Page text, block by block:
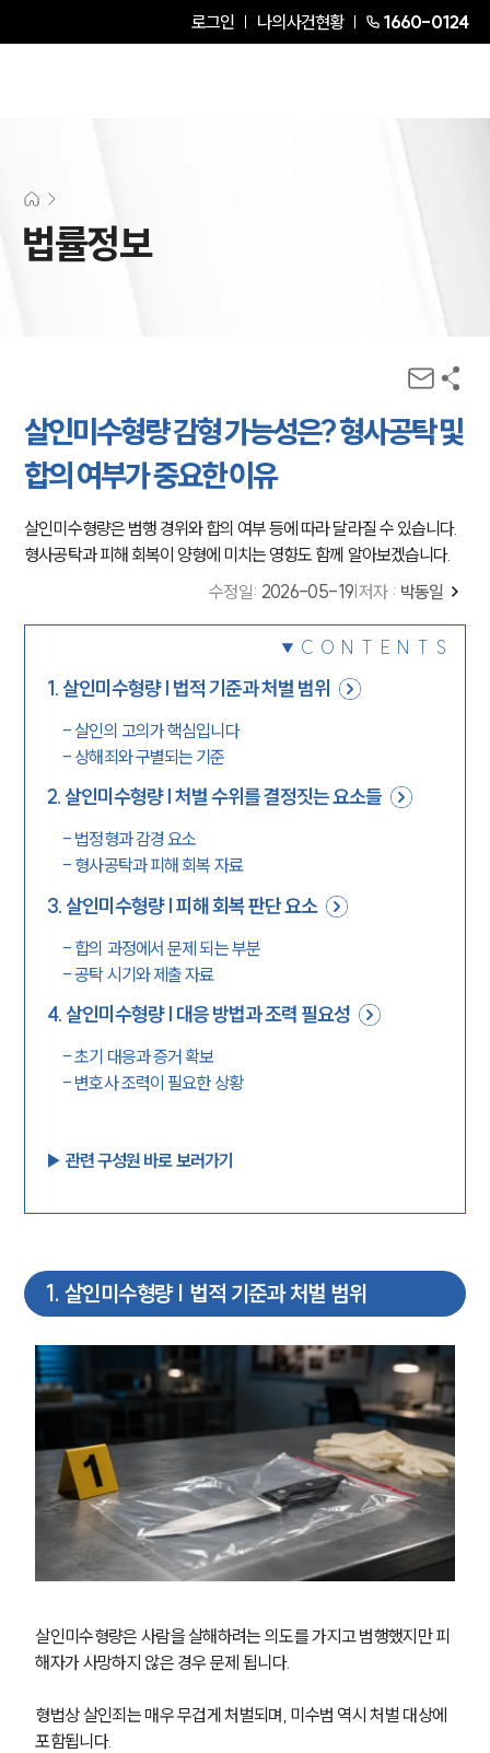
로그인 나의사건현황 1660-0124
법률정보
살인미수형량 감형 가능성은? 형사공탁 및
합의 여부가 중요한 이유
살인미수형량은 범행 경위와 합의 여부 등에 따라 달라질 수 있습니다.
형사공탁과 피해 회복이 양형에 미치는 영향도 함께 알아보겠습니다.
수정일: 2026-05-19 저자 : 박동일
CONTENTS
1. 살인미수형량 | 법적 기준과 처벌 범위
- 살인의 고의가 핵심입니다
- 상해죄와 구별되는 기준
2. 살인미수형량 | 처벌 수위를 결정짓는 요소들
- 법정형과 감경 요소
- 형사공탁과 피해 회복 자료
3. 살인미수형량 | 피해 회복 판단 요소
- 합의 과정에서 문제 되는 부분
-공탁 시기와 제출 자료
4. 살인미수형량 | 대응 방법과 조력 필요성
-초기 대응과 증거 확보
- 변호사 조력이 필요한 상황
▶︎ 관련 구성원 바로 보러가기
1. 살인미수형량 | 법적 기준과 처벌 범위
살인미수형량은 사람을 살해하려는 의도를 가지고 범행했지만 피
해자가 사망하지 않은 경우 문제 됩니다.
형법상 살인죄는 매우 무겁게 처벌되며, 미수범 역시 처벌 대상에
포함됩니다.